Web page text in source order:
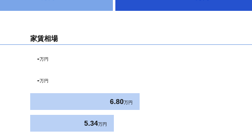
家賃相場
-万円
-万円
6.80万円
5.34万円